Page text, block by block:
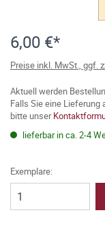
6,00 €*
Preise inkl. MwSt., ggf.
Aktuell werden
Falls Sie eine
bitte unser
lieferbar in ca. 2-4
Exemplare: